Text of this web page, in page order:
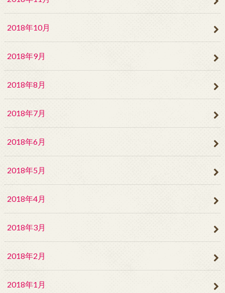
2018年10月
2018年9月
2018年8月
2018年7月
2018年6月
2018年5月
2018年4月
2018年3月
2018年2月
2018年1月